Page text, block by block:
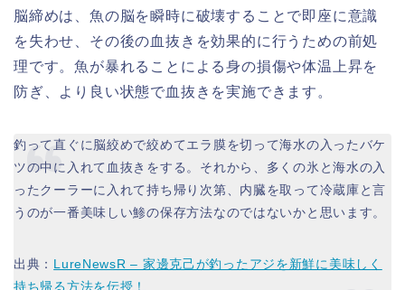
脳締めは、魚の脳を瞬時に破壊することで即座に意識
を失わせ、その後の血抜きを効果的に行うための前処
理です。魚が暴れることによる身の損傷や体温上昇を
防ぎ、より良い状態で血抜きを実施できます。
釣って直ぐに脳絞めで絞めてエラ膜を切って海水の入ったバケ
ツの中に入れて血抜きをする。それから、多くの氷と海水の入
ったクーラーに入れて持ち帰り次第、内臓を取って冷蔵庫と言
うのが一番美味しい鯵の保存方法なのではないかと思います。
出典： LureNewsR – 家邊克己が釣ったアジを新鮮に美味しく
持ち帰る方法を伝授！